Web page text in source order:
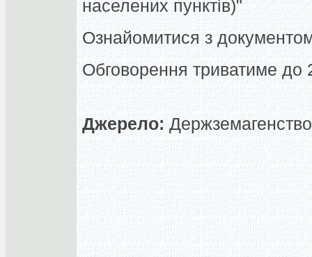
населених пунктів)"
Ознайомитися з
Обговорення триватиме до
Джерело: